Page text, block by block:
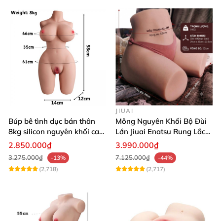
Búp bê tình dục bán thân
8kg silicon nguyên khối cao
cấp
2.850.000₫
3.275.000₫
-13%
(2,718)
JIUAI
Mông Nguyên Khối Bộ Đùi
Lớn Jiuai Enatsu Rung Lắc
Siêu Thật
3.990.000₫
7.125.000₫
-44%
(2,717)